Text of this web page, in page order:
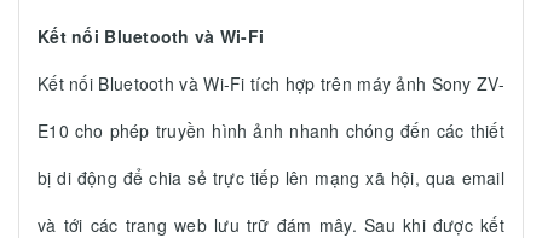
Kết nối Bluetooth và Wi-Fi
Kết nối Bluetooth và Wi-Fi tích hợp trên máy ảnh Sony ZV-
E10 cho phép truyền hình ảnh nhanh chóng đến các thiết
bị di động để chia sẻ trực tiếp lên mạng xã hội, qua email
và tới các trang web lưu trữ đám mây. Sau khi được kết